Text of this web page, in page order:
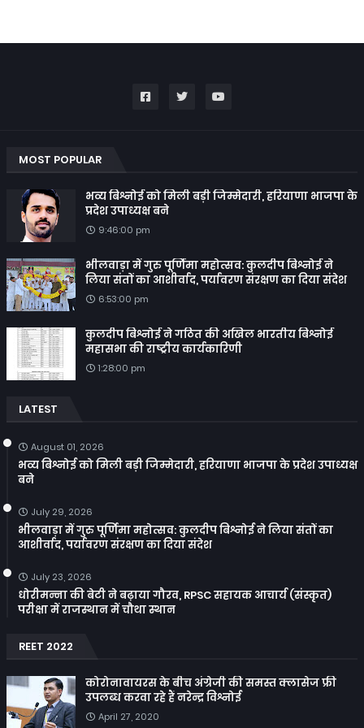
MOST POPULAR
भव्य बिश्नोई को मिली बड़ी जिम्मेदारी, हरियाणा भाजपा के
प्रदेश उपाध्यक्ष बने
9:46:00 pm
भीलवाड़ा में गुरु पूर्णिमा महोत्सव: कुलदीप बिश्नोई ने
लिया संतों का आशीर्वाद, पर्यावरण संरक्षण का दिया संदेश
6:53:00 pm
कुलदीप बिश्नोई ने गठित की अखिल भारतीय बिश्नोई
महासभा की राष्ट्रीय कार्यकारिणी
1:28:00 pm
LATEST
August 01, 2026
भव्य बिश्नोई को मिली बड़ी जिम्मेदारी, हरियाणा भाजपा के प्रदेश उपाध्यक्ष
बने
July 29, 2026
भीलवाड़ा में गुरु पूर्णिमा महोत्सव: कुलदीप बिश्नोई ने लिया संतों का
आशीर्वाद, पर्यावरण संरक्षण का दिया संदेश
July 23, 2026
धोरीमन्ना की बेटी ने बढ़ाया गौरव, RPSC सहायक आचार्य (संस्कृत)
परीक्षा में राजस्थान में चौथा स्थान
REET 2022
कोरोनावायरस के बीच अंग्रेजी की समस्त क्लासेज फ्री
उपलब्ध करवा रहे हैं नरेन्द्र विश्नोई
April 27, 2020